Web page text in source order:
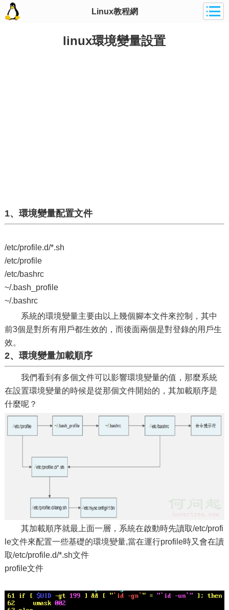
Linux教程網
linux環境變量設置
1、環境變量配置文件
/etc/profile.d/*.sh
/etc/profile
/etc/bashrc
~/.bash_profile
~/.bashrc
系統的環境變量主要由以上幾個腳本文件來控制，其中
前3個是對所有用戶都生效的，而後面兩個是對登錄的用戶生
效。
2、環境變量加載順序
我們看到有多個文件可以影響環境變量的值，那麼系統
在設置環境變量的時候是從那個文件開始的，其加載順序是
什麼呢？
其加載順序就最上面一層，系統在啟動時先讀取/etc/profi
le文件來配置一些基礎的環境變量,當在運行profile時又會在讀
取/etc/profile.d/*.sh文件
profile文件